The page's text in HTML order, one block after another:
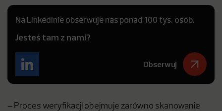
Na LinkedInie obserwuje nas ponad 100 tys. osób.
Jesteś tam z nami?
Obserwuj
– Proces weryfikacji obejmuje zarówno skanowanie